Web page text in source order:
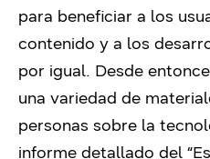
para beneficiar a los
contenido y a los
por igual. Desde
una variedad de
personas sobre la
informe detallado del